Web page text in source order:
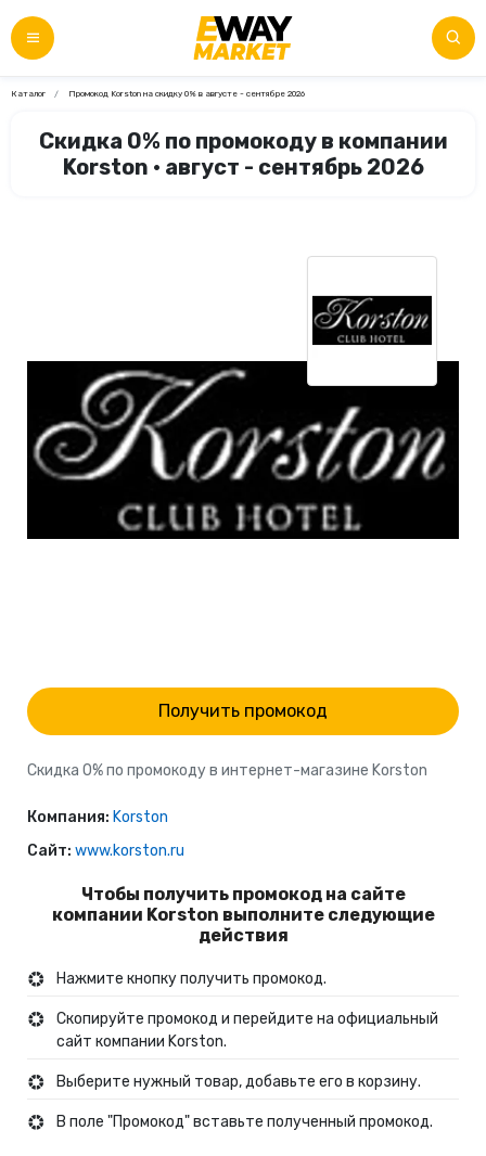
Каталог Промокод Korston на скидку 0% в августе - сентябре 2026
Скидка 0% по промокоду в компании
Korston • август - сентябрь 2026
Получить промокод
Скидка 0% по промокоду в интернет-магазине Korston
Компания: Korston
Сайт: www.korston.ru
Чтобы получить промокод на сайте
компании Korston выполните следующие
действия
Нажмите кнопку получить промокод.
Скопируйте промокод и перейдите на официальный
сайт компании Korston.
Выберите нужный товар, добавьте его в корзину.
В поле "Промокод" вставьте полученный промокод.